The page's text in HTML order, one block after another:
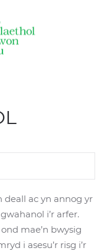
deall ac yn annog yr
i’r arfer.
mae’n bwysig
i asesu’r risg i’r